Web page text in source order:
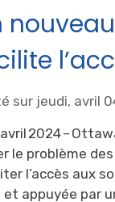
sur jeudi, avril
avril 2024 –
le problème
l’accès aux
appuyée par